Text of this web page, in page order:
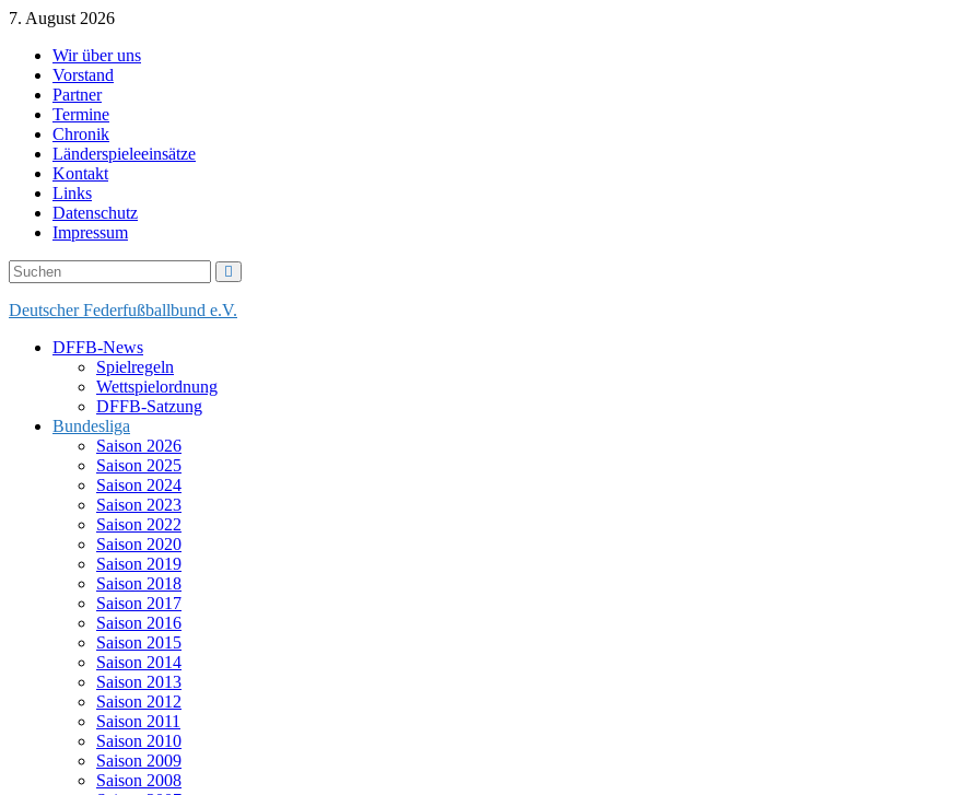
Skip
content
7. August 2026
Wir über uns
Vorstand
Partner
Termine
Chronik
Länderspieleeinsätze
Kontakt
Links
Datenschutz
Impressum
Deutscher Federfußballbund e.V.
DFFB-News
Spielregeln
Wettspielordnung
DFFB-Satzung
Bundesliga
Saison 2026
Saison 2025
Saison 2024
Saison 2023
Saison 2022
Saison 2020
Saison 2019
Saison 2018
Saison 2017
Saison 2016
Saison 2015
Saison 2014
Saison 2013
Saison 2012
Saison 2011
Saison 2010
Saison 2009
Saison 2008